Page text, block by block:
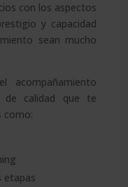
con los aspectos
y capacidad
sean mucho
acompañamiento
de calidad que te
como:
etapas